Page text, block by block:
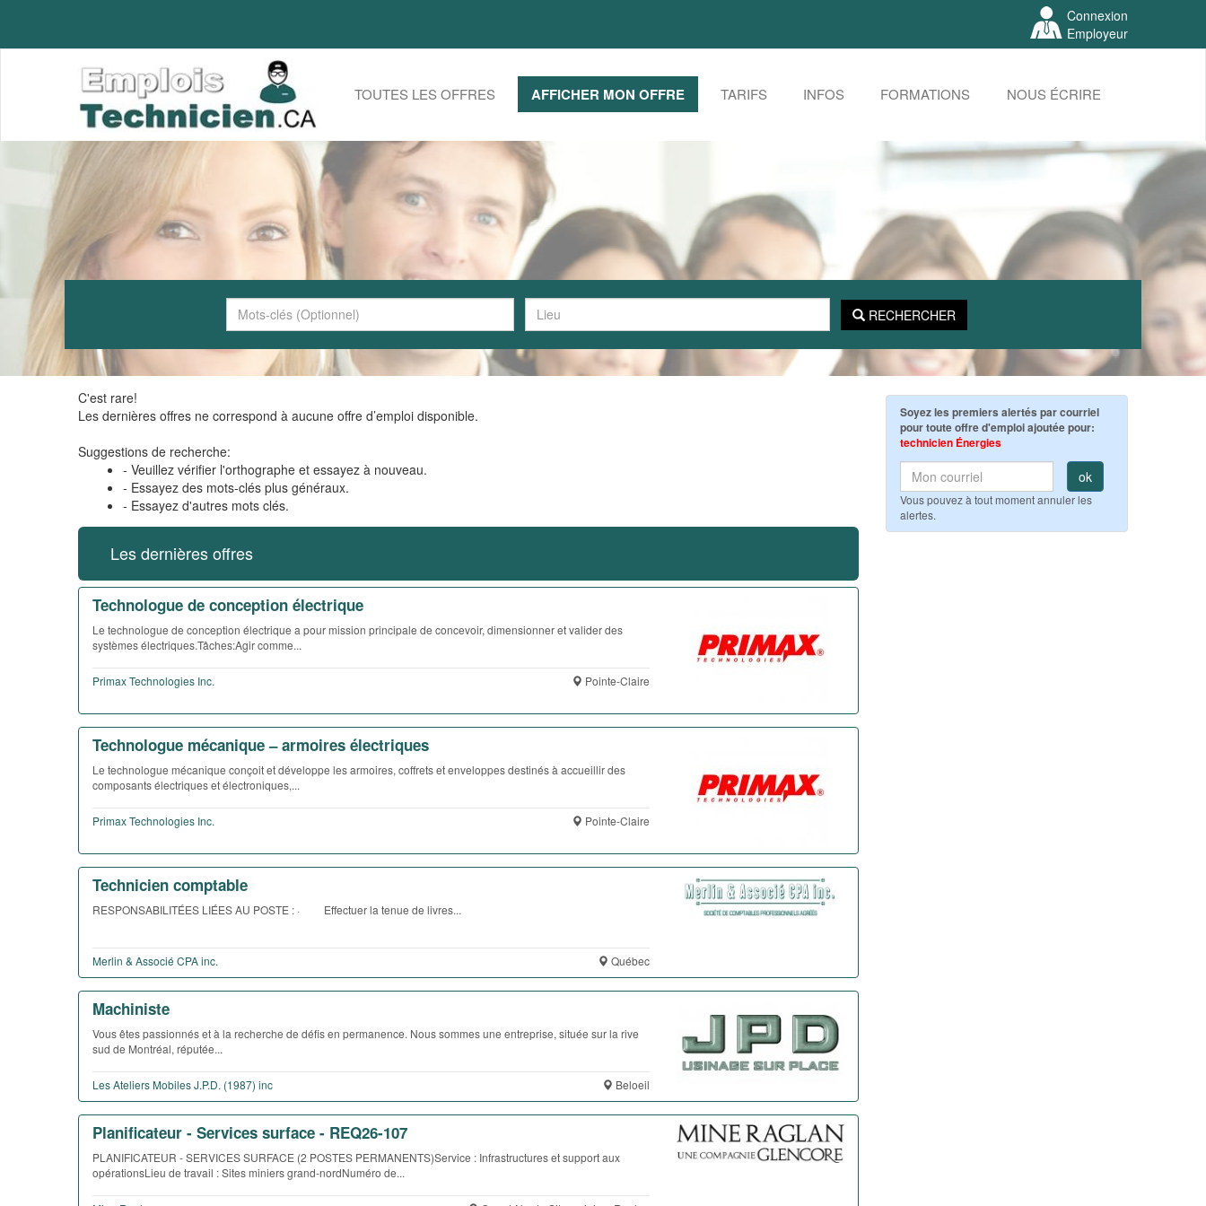
Connexion
Employeur
TOUTES LES OFFRES AFFICHER MON OFFRE TARIFS INFOS FORMATIONS NOUS ÉCRIRE
RECHERCHER
C'est rare!
Les dernières offres ne correspond à aucune offre d’emploi disponible.
Suggestions de recherche:
- Veuillez vérifier l'orthographe et essayez à nouveau.
- Essayez des mots-clés plus généraux.
- Essayez d'autres mots clés.
Les dernières offres
Technologue de conception électrique
Le technologue de conception électrique a pour mission principale de concevoir, dimensionner et valider des
systèmes électriques.Tâches:Agir comme...
Primax Technologies Inc. Pointe-Claire
Technologue mécanique – armoires électriques
Le technologue mécanique conçoit et développe les armoires, coffrets et enveloppes destinés à accueillir des
composants électriques et électroniques,...
Primax Technologies Inc. Pointe-Claire
Technicien comptable
RESPONSABILITÉES LIÉES AU POSTE : · Effectuer la tenue de livres...
Merlin & Associé CPA inc. Québec
Machiniste
Vous êtes passionnés et à la recherche de défis en permanence. Nous sommes une entreprise, située sur la rive
sud de Montréal, réputée...
Les Ateliers Mobiles J.P.D. (1987) inc Beloeil
Planificateur - Services surface - REQ26-107
PLANIFICATEUR - SERVICES SURFACE (2 POSTES PERMANENTS)Service : Infrastructures et support aux
opérationsLieu de travail : Sites miniers grand-nordNuméro de...
Soyez les premiers alertés par courriel
pour toute offre d'emploi ajoutée pour:
technicien Énergies
ok
Vous pouvez à tout moment annuler les
alertes.